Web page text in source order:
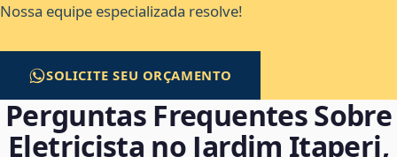
Nossa equipe especializada resolve!
SOLICITE SEU ORÇAMENTO
Perguntas Frequentes Sobre
Eletricista no Jardim Itaperi,